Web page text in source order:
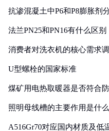
抗渗混凝土中P6和P8膨胀剂
法兰PN25和PN16有什么区别
消费者对洗衣机的核心需求
U型螺栓的国家标准
煤矿用电热取暖器是否符合
照明母线槽的主要作用是什么
A516Gr70对应国内材质及低